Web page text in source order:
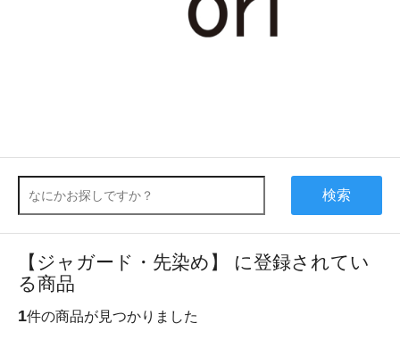
検索
【ジャガード・先染め】 に登録されてい
る商品
1件の商品が見つかりました